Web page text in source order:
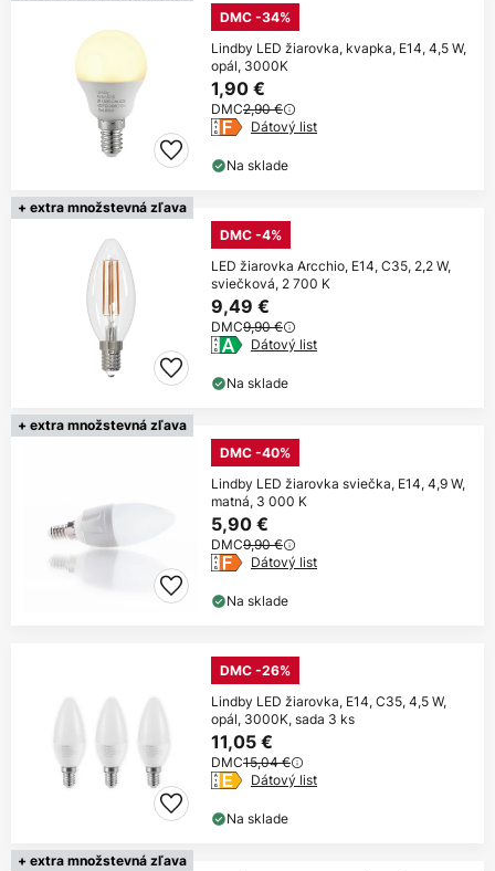
DMC -34%
Lindby LED žiarovka, kvapka, E14, 4,5 W,
opál, 3000K
1,90 €
DMC2,90 €
Dátový list
Na sklade
+ extra množstevná zľava
DMC -4%
LED žiarovka Arcchio, E14, C35, 2,2 W,
sviečková, 2 700 K
9,49 €
DMC9,90 €
Dátový list
Na sklade
+ extra množstevná zľava
DMC -40%
Lindby LED žiarovka sviečka, E14, 4,9 W,
matná, 3 000 K
5,90 €
DMC9,90 €
Dátový list
Na sklade
DMC -26%
Lindby LED žiarovka, E14, C35, 4,5 W,
opál, 3000K, sada 3 ks
11,05 €
DMC15,04 €
Dátový list
Na sklade
+ extra množstevná zľava